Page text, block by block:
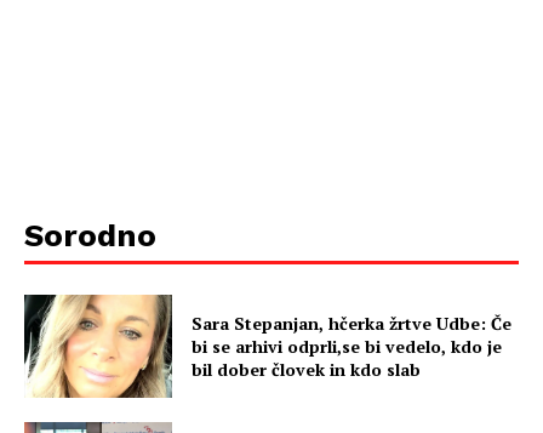
Sorodno
Sara Stepanjan, hčerka žrtve Udbe: Če
bi se arhivi odprli,se bi vedelo, kdo je
bil dober človek in kdo slab